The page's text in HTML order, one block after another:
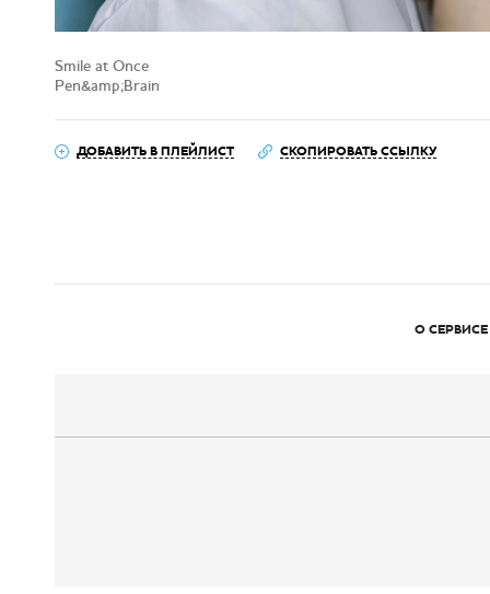
Smile at Once
Pen&amp;Brain
ДОБАВИТЬ В ПЛЕЙЛИСТ СКОПИРОВАТЬ ССЫЛКУ
О СЕРВИСЕ